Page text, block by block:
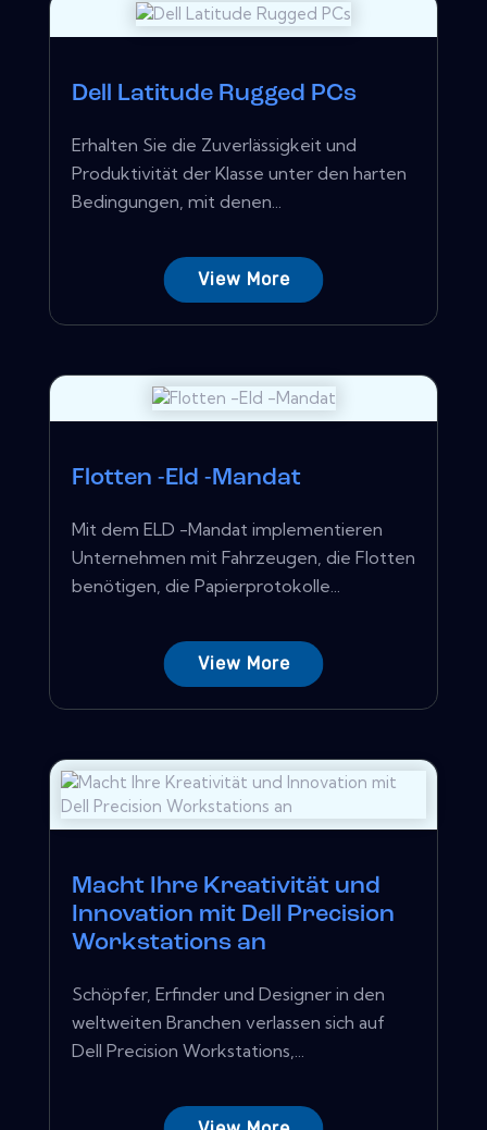
Dell Latitude Rugged PCs
Erhalten Sie die Zuverlässigkeit und
Produktivität der Klasse unter den harten
Bedingungen, mit denen...
View More
Flotten -Eld -Mandat
Mit dem ELD -Mandat implementieren
Unternehmen mit Fahrzeugen, die Flotten
benötigen, die Papierprotokolle...
View More
Macht Ihre Kreativität und
Innovation mit Dell Precision
Workstations an
Schöpfer, Erfinder und Designer in den
weltweiten Branchen verlassen sich auf
Dell Precision Workstations,...